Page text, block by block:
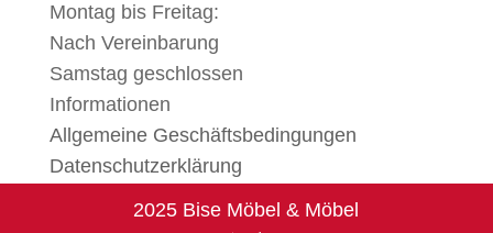
Montag bis Freitag:
Nach Vereinbarung
Samstag geschlossen
Informationen
Allgemeine Geschäftsbedingungen
Datenschutzerklärung
2025 Bise Möbel & Möbel